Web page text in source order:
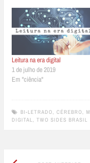
Leitura na era digital
1 de julho de 2019
Em "ciência"
BI-LETRADO, CÉREBRO,
DIGITAL, TWO SIDES BRASIL